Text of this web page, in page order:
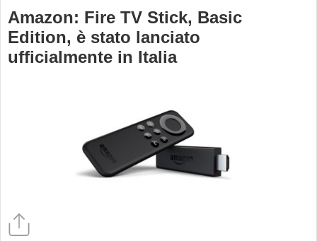
Amazon: Fire TV Stick, Basic
Edition, è stato lanciato
ufficialmente in Italia